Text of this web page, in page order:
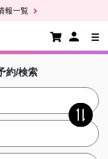
報一覧
約/検索